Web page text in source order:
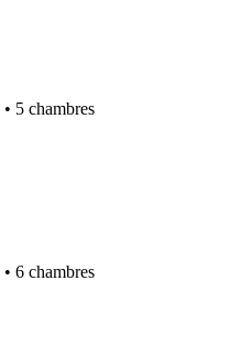
• 5 chambres
• 6 chambres